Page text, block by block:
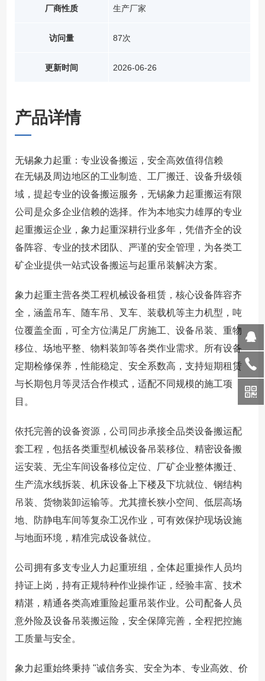
厂商性质
访问量
更新时间
生产厂家
87次
2026-06-26
产品详情
无锡象力起重：专业设备搬运，安全高效值得信赖
在无锡及周边地区的工业制造、工厂搬迁、设备升级领
域，提起专业的设备搬运服务，无锡象力起重搬运有限
公司是众多企业信赖的选择。作为本地实力雄厚的专业
起重搬运企业，象力起重深耕行业多年，凭借齐全的设
备阵容、专业的技术团队、严谨的安全管理，为各类工
矿企业提供一站式设备搬运与起重吊装解决方案。
象力起重主营各类工程机械设备租赁，核心设备阵容齐
全，涵盖吊车、随车吊、叉车、装载机等主力机型，吨
位覆盖全面，可全方位满足厂房施工、设备吊装、重物
移位、场地平整、物料装卸等各类作业需求。所有设备
定期检修保养，性能稳定、安全系数高，支持短期租赁
与长期包月等灵活合作模式，适配不同规模的施工项
目。
依托完善的设备资源，公司同步承接全品类设备搬运配
套工程，包括各类重型机械设备吊装移位、精密设备搬
运安装、无尘车间设备移位定位、厂矿企业整体搬迁、
生产流水线拆装、机床设备上下楼及下坑就位、钢结构
吊装、货物装卸运输等。尤其擅长狭小空间、低层高场
地、防静电车间等复杂工况作业，可有效保护现场设施
与地面环境，精准完成设备就位。
公司拥有多支专业人力起重班组，全体起重操作人员均
持证上岗，持有正规特种作业操作证，经验丰富、技术
精湛，精通各类高难重险起重吊装作业。公司配备人员
意外险及设备吊装搬运险，安全保障完善，全程把控施
工质量与安全。
象力起重始终秉持 "诚信务实、安全为本、专业高效、价